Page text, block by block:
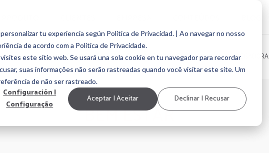
tu experiencia según Politica de Privacidad. | Ao navegar no nosso
de acordo com a Política de Privacidade.
este sitio web. Se usará una sola cookie en tu navegador para recordar
suas informações não serão rastreadas quando você visitar este site. Um
de não ser rastreado.
Configuración |
Configuração
Aceptar | Aceitar Declinar | Recusar
EMPLOYEE ENGAGEMENT EMPLOYEE EXPERIENCE MARCA EMPREGADORA
BEM ESTAR